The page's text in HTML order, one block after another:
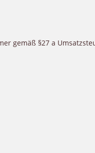
gemäß §27 a